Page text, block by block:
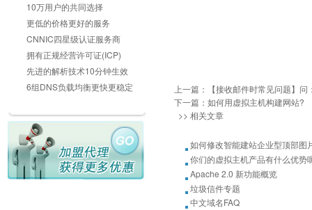
10万用户的共同选择
更低的价格更好的服务
CNNIC四星级认证服务商
拥有正规经营许可证(ICP)
先进的解析技术10分钟生效
6组DNS负载均衡更快更稳定
上一篇：
【接收邮件时常见问题】
下一篇： 如何用虚拟主机构建网站?
>> 相关文章
如何修改智能建站企业型顶部图
你们的虚拟主机产品有什么优势
Apache 2.0 新功能概览
垃圾信件专题
中文域名FAQ